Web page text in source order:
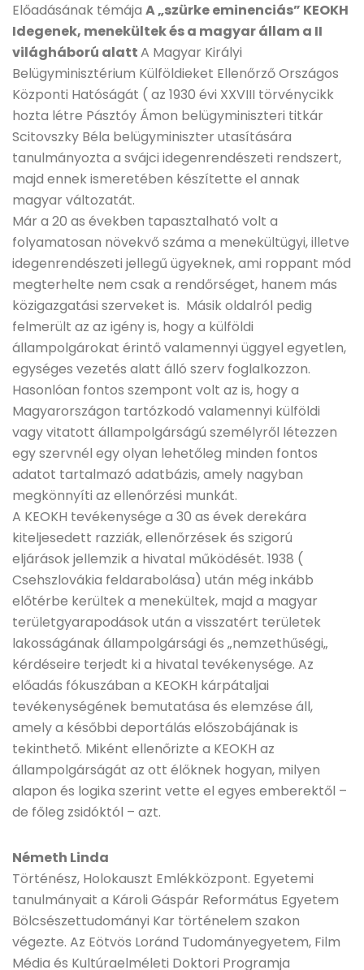
Előadásának témája A „szürke eminenciás” KEOKH
Idegenek, menekültek és a magyar állam a II
világháború alattA Magyar Királyi
Belügyminisztérium Külföldieket Ellenőrző Országos
Központi Hatóságát ( az 1930 évi XXVIII törvénycikk
hozta létre Pásztóy Ámon belügyminiszteri titkár
Scitovszky Béla belügyminiszter utasítására
tanulmányozta a svájci idegenrendészeti rendszert,
majd ennek ismeretében készítette el annak
magyar változatát.
Már a 20 as években tapasztalható volt a
folyamatosan növekvő száma a menekültügyi, illetve
idegenrendészeti jellegű ügyeknek, ami roppant mód
megterhelte nem csak a rendőrséget, hanem más
közigazgatási szerveket is. Másik oldalról pedig
felmerült az az igény is, hogy a külföldi
állampolgárokat érintő valamennyi üggyel egyetlen,
egységes vezetés alatt álló szerv foglalkozzon.
Hasonlóan fontos szempont volt az is, hogy a
Magyarországon tartózkodó valamennyi külföldi
vagy vitatott állampolgárságú személyről létezzen
egy szervnél egy olyan lehetőleg minden fontos
adatot tartalmazó adatbázis, amely nagyban
megkönnyíti az ellenőrzési munkát.
A KEOKH tevékenysége a 30 as évek derekára
kiteljesedett razziák, ellenőrzések és szigorú
eljárások jellemzik a hivatal működését. 1938 (
Csehszlovákia feldarabolása) után még inkább
előtérbe kerültek a menekültek, majd a magyar
területgyarapodások után a visszatért területek
lakosságának állampolgársági és „nemzethűségi„
kérdéseire terjedt ki a hivatal tevékenysége. Az
előadás fókuszában a KEOKH kárpátaljai
tevékenységének bemutatása és elemzése áll,
amely a későbbi deportálás előszobájának is
tekinthető. Miként ellenőrizte a KEOKH az
állampolgárságát az ott élőknek hogyan, milyen
alapon és logika szerint vette el egyes emberektől –
de főleg zsidóktól – azt.
Németh Linda
Történész, Holokauszt Emlékközpont. Egyetemi
tanulmányait a Károli Gáspár Református Egyetem
Bölcsészettudományi Kar történelem szakon
végezte. Az Eötvös Loránd Tudományegyetem, Film
Média és Kultúraelméleti Doktori Programja